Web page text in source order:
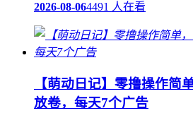
2026-08-064491 人在看
【萌动日记】零撸操作简
放卷，每天7个广告